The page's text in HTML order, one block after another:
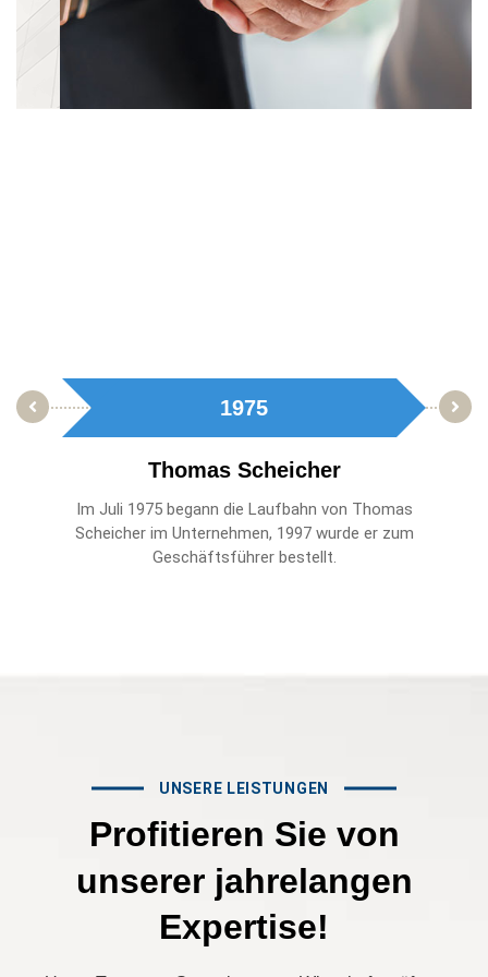
1975
Thomas Scheicher
Im Juli 1975 begann die Laufbahn von Thomas
Scheicher im Unternehmen, 1997 wurde er zum
Geschäftsführer bestellt.
UNSERE LEISTUNGEN
Profitieren Sie von
unserer jahrelangen
Expertise!